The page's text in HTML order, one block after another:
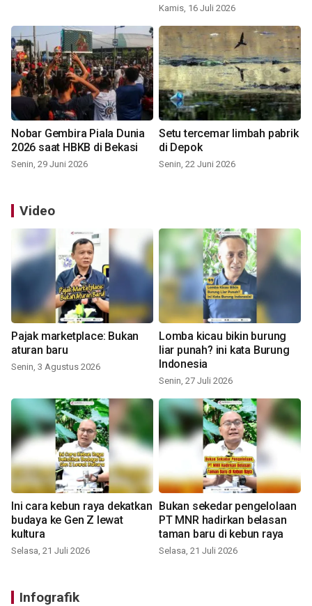
Kamis, 16 Juli 2026
Nobar Gembira Piala Dunia
2026 saat HBKB di Bekasi
Senin, 29 Juni 2026
Setu tercemar limbah pabrik
di Depok
Senin, 22 Juni 2026
Video
Pajak marketplace: Bukan
aturan baru
Senin, 3 Agustus 2026
Lomba kicau bikin burung
liar punah? ini kata Burung
Indonesia
Senin, 27 Juli 2026
Ini cara kebun raya dekatkan
budaya ke Gen Z lewat
kultura
Selasa, 21 Juli 2026
Bukan sekedar pengelolaan
PT MNR hadirkan belasan
taman baru di kebun raya
Selasa, 21 Juli 2026
Infografik